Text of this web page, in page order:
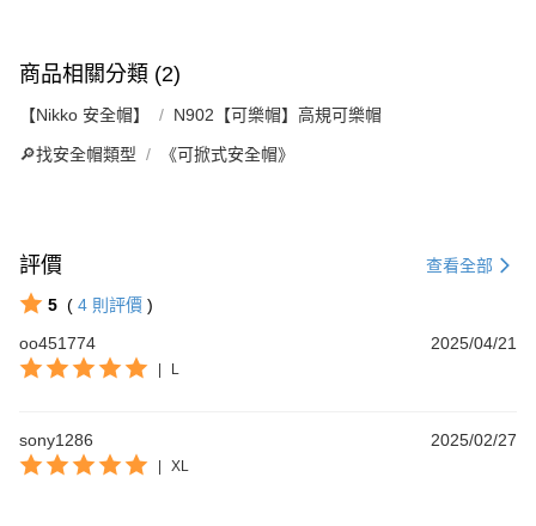
商品相關分類 (2)
【Nikko 安全帽】 N902【可樂帽】高規可樂帽
🔎找安全帽類型 《可掀式安全帽》
評價 查看全部
5 ( 4 則評價 )
oo451774
2025/04/21
L
sony1286 2025/02/27
XL